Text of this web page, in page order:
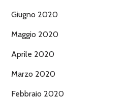
Giugno 2020
Maggio 2020
Aprile 2020
Marzo 2020
Febbraio 2020